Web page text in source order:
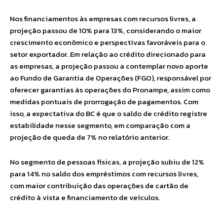
Nos financiamentos às empresas com recursos livres, a
projeção passou de 10% para 13%, considerando o maior
crescimento econômico e perspectivas favoráveis para o
setor exportador. Em relação ao crédito direcionado para
as empresas, a projeção passou a contemplar novo aporte
ao Fundo de Garantia de Operações (FGO), responsável por
oferecer garantias às operações do Pronampe, assim como
medidas pontuais de prorrogação de pagamentos. Com
isso, a expectativa do BC é que o saldo de crédito registre
estabilidade nesse segmento, em comparação com a
projeção de queda de 7% no relatório anterior.
No segmento de pessoas físicas, a projeção subiu de 12%
para 14% no saldo dos empréstimos com recursos livres,
com maior contribuição das operações de cartão de
crédito à vista e financiamento de veículos.